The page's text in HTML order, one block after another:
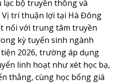
lạc bộ truyền thông và
trí thuận lợi tại Hà Đông
nối với trung tâm truyền
kỳ tuyển sinh ngành
2026, trường áp dụng
linh hoạt như xét học bạ,
thẳng, cùng học bổng giá